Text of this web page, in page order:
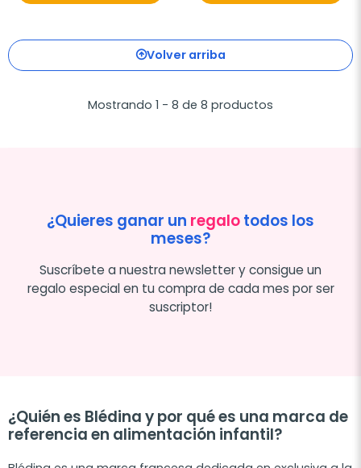
Volver arriba
Mostrando 1 - 8 de 8 productos
¿Quieres ganar un regalotodos los
meses?
Suscríbete a nuestra newsletter y consigue un
regalo especial en tu compra de cada mes por ser
suscriptor!
¿Quién es Blédina y por qué es una marca de
referencia en alimentación infantil?